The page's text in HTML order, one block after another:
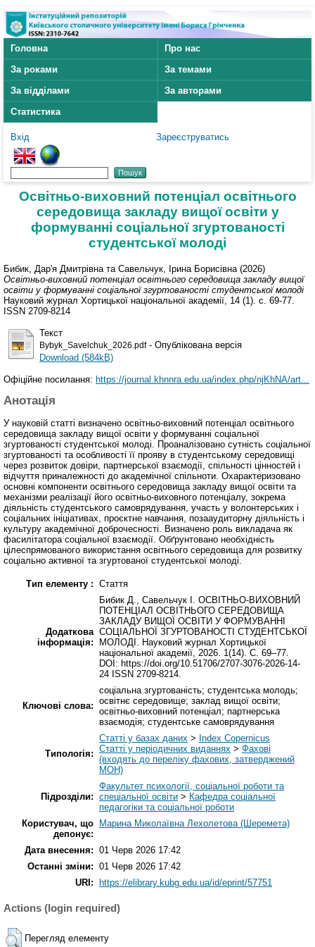
Головна
Про нас
За роками
За темами
За відділами
За авторами
Статистика
Вхід Зареєструватись
Освітньо-виховний потенціал освітнього
середовища закладу вищої освіти у
формуванні соціальної згуртованості
студентської молоді
Бибик, Дар'я Дмитрівна та Савельчук, Ірина Борисівна (2026)
Освітньо-виховний потенціал освітнього середовища закладу вищої
освіти у формуванні соціальної згуртованості студентської молоді
Науковий журнал Хортицької національної академії, 14 (1). с. 69-77.
ISSN 2709-8214
Текст
Bybyk_Savelchuk_2026.pdf- Опублікована версія
Download (584kB)
Офіційне посилання: https://journal.khnnra.edu.ua/index.php/njKhNA/art...
Анотація
У науковій статті визначено освітньо-виховний потенціал освітнього
середовища закладу вищої освіти у формуванні соціальної
згуртованості студентської молоді. Проаналізовано сутність соціальної
згуртованості та особливості її прояву в студентському середовищі
через розвиток довіри, партнерської взаємодії, спільності цінностей і
відчуття приналежності до академічної спільноти. Охарактеризовано
основні компоненти освітнього середовища закладу вищої освіти та
механізми реалізації його освітньо-виховного потенціалу, зокрема
діяльність студентського самоврядування, участь у волонтерських і
соціальних ініціативах, проєктне навчання, позааудиторну діяльність і
культуру академічної доброчесності. Визначено роль викладача як
фасилітатора соціальної взаємодії. Обґрунтовано необхідність
цілеспрямованого використання освітнього середовища для розвитку
соціально активної та згуртованої студентської молоді.
Тип елементу : Стаття
Додаткова
інформація:
Бибик Д., Савельчук І. ОСВІТНЬО-ВИХОВНИЙ
ПОТЕНЦІАЛ ОСВІТНЬОГО СЕРЕДОВИЩА
ЗАКЛАДУ ВИЩОЇ ОСВІТИ У ФОРМУВАННІ
СОЦІАЛЬНОЇ ЗГУРТОВАНОСТІ СТУДЕНТСЬКОЇ
МОЛОДІ. Науковий журнал Хортицької
національної академії, 2026. 1(14). С. 69–77.
DOI: https://doi.org/10.51706/2707-3076-2026-14-
24 ISSN 2709-8214.
Ключові слова:
соціальна згуртованість; студентська молодь;
освітнє середовище; заклад вищої освіти;
освітньо-виховний потенціал; партнерська
взаємодія; студентське самоврядування
Типологія:
Статті у базах даних > Index Copernicus
Статті у періодичних виданнях > Фахові
(входять до переліку фахових, затверджений
МОН)
Підрозділи:
Факультет психології, соціальної роботи та
спеціальної освіти > Кафедра соціальної
педагогіки та соціальної роботи
Користувач, що
депонує:
Марина Миколаївна Лехолетова (Шеремета)
Дата внесення: 01 Черв 2026 17:42
Останні зміни: 01 Черв 2026 17:42
URI:
https://elibrary.kubg.edu.ua/id/eprint/57751
Actions (login required)
Перегляд елементу